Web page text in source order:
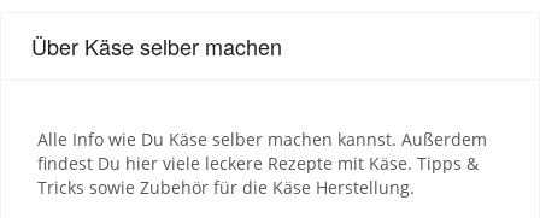
Über Käse selber machen
Alle Info wie Du Käse selber machen kannst. Außerdem
findest Du hier viele leckere Rezepte mit Käse. Tipps &
Tricks sowie Zubehör für die Käse Herstellung.